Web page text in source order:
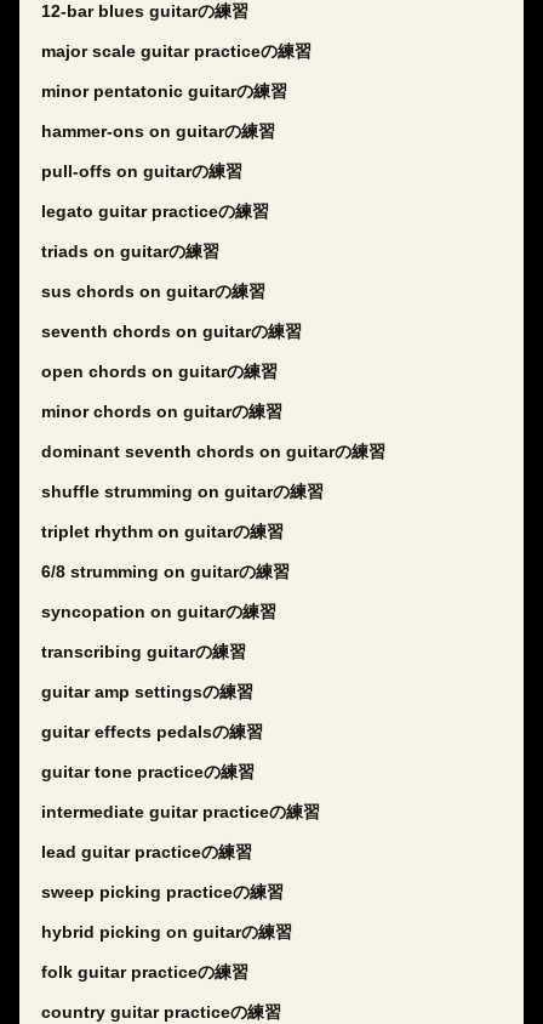
12-bar blues guitarの練習
major scale guitar practiceの練習
minor pentatonic guitarの練習
hammer-ons on guitarの練習
pull-offs on guitarの練習
legato guitar practiceの練習
triads on guitarの練習
sus chords on guitarの練習
seventh chords on guitarの練習
open chords on guitarの練習
minor chords on guitarの練習
dominant seventh chords on guitarの練習
shuffle strumming on guitarの練習
triplet rhythm on guitarの練習
6/8 strumming on guitarの練習
syncopation on guitarの練習
transcribing guitarの練習
guitar amp settingsの練習
guitar effects pedalsの練習
guitar tone practiceの練習
intermediate guitar practiceの練習
lead guitar practiceの練習
sweep picking practiceの練習
hybrid picking on guitarの練習
folk guitar practiceの練習
country guitar practiceの練習